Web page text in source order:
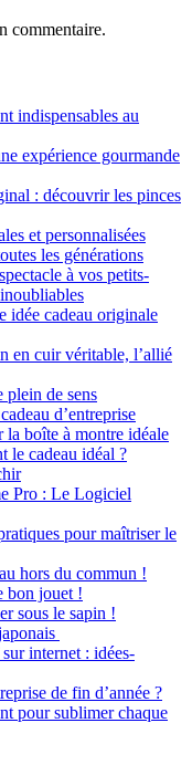
commentaire.
indispensables au
expérience gourmande
: découvrir les pinces
et personnalisées
les générations
à vos petits-
idée cadeau originale
en cuir véritable, l’allié
de sens
d’entreprise
la boîte à montre idéale
le cadeau idéal ?
Pro : Le Logiciel
pour maîtriser le
hors du commun !
bon jouet !
sous le sapin !
internet : idées-
de fin d’année ?
pour sublimer chaque